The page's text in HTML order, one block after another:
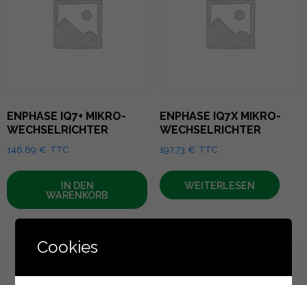
ENPHASE IQ7+ MIKRO-
WECHSELRICHTER
146,89 € TTC
IN DEN
WARENKORB
ENPHASE IQ7X MIKRO-
WECHSELRICHTER
197,73 € TTC
WEITERLESEN
Cookies